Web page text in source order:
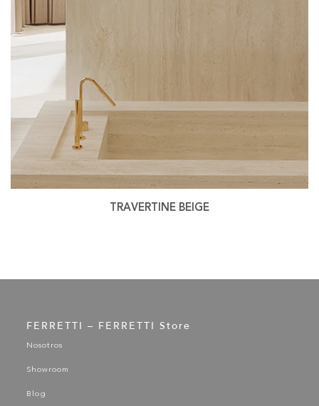
TRAVERTINE BEIGE
FERRETTI – FERRETTI Store
Nosotros
Showroom
Blog